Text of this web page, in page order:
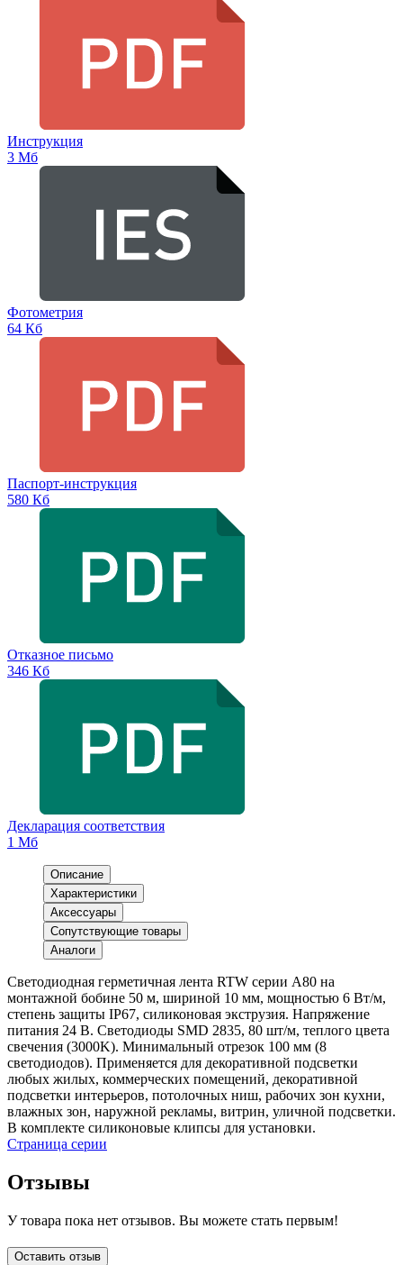
Инструкция
3 Мб
Фотометрия
64 Кб
Паспорт-инструкция
580 Кб
Отказное письмо
346 Кб
Декларация соответствия
1 Мб
Описание
Характеристики
Аксессуары
Сопутствующие товары
Аналоги
Светодиодная герметичная лента RTW серии A80 на
монтажной бобине 50 м, шириной 10 мм, мощностью 6 Вт/м,
степень защиты IP67, силиконовая экструзия. Напряжение
питания 24 В. Светодиоды SMD 2835, 80 шт/м, теплого цвета
свечения (3000K). Минимальный отрезок 100 мм (8
светодиодов). Применяется для декоративной подсветки
любых жилых, коммерческих помещений, декоративной
подсветки интерьеров, потолочных ниш, рабочих зон кухни,
влажных зон, наружной рекламы, витрин, уличной подсветки.
В комплекте силиконовые клипсы для установки.
Страница серии
Отзывы
У товара пока нет отзывов. Вы можете стать первым!
Оставить отзыв